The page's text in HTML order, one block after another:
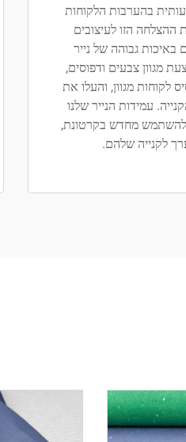
בהערבות הלקוחות
ההצלחה הזו לעיצובים
באיכות גבוהה של נייר
מגוון צבעים ודפוסים,
לקוחות מגוון, והעלו את
עמידות הנייר שלנו
להשתמש מחדש בקרטונת,
לקנייה שלהם.